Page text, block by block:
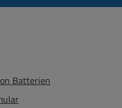
Batterien